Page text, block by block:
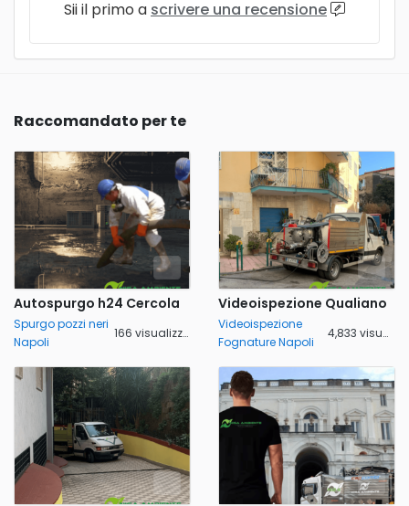
Sii il primo a scrivere una recensione
Raccomandato per te
Autospurgo h24 Cercola
Spurgo pozzi neri
Napoli
166 visualizzazioni
Videoispezione Qualiano
Videoispezione
Fognature Napoli
4,833 visualizzazioni